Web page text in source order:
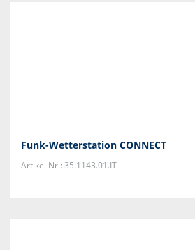
Funk-Wetterstation CONNECT
Artikel Nr.: 35.1143.01.IT